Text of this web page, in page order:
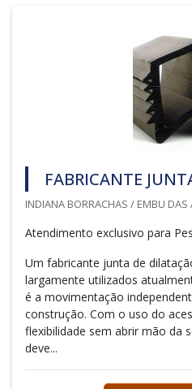
FABRICANTE
INDIANA BORRACHAS / EMBU DAS
Atendimento exclusivo para
Um fabricante junta de
largamente utilizados
é a movimentação
construção. Com o uso do
flexibilidade sem abrir mão da
deve...